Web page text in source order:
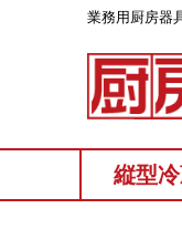
業務⽤厨房器
縦型